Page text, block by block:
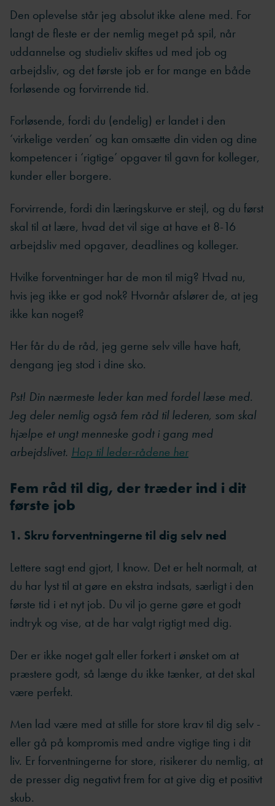
Den oplevelse står jeg absolut ikke alene med. For
langt de fleste er der nemlig meget på spil, når
uddannelse og studieliv skiftes ud med job og
arbejdsliv, og det første job er for mange en både
forløsende og forvirrende tid.
Forløsende, fordi du (endelig) er landet i den
‘virkelige verden’ og kan omsætte din viden og dine
kompetencer i ‘rigtige’ opgaver til gavn for kolleger,
kunder eller borgere.
Forvirrende, fordi din læringskurve er stejl, og du først
skal til at lære, hvad det vil sige at have et 8-16
arbejdsliv med opgaver, deadlines og kolleger.
Hvilke forventninger har de mon til mig? Hvad nu,
hvis jeg ikke er god nok? Hvornår afslører de, at jeg
ikke kan noget?
Her får du de råd, jeg gerne selv ville have haft,
dengang jeg stod i dine sko.
Pst! Din nærmeste leder kan med fordel læse med.
Jeg deler nemlig også fem råd til lederen, som skal
hjælpe et ungt menneske godt i gang med
arbejdslivet. Hop til leder-rådene her
Fem råd til dig, der træder ind i dit
første job
1. Skru forventningerne til dig selv ned
Lettere sagt end gjort, I know. Det er helt normalt, at
du har lyst til at gøre en ekstra indsats, særligt i den
første tid i et nyt job. Du vil jo gerne gøre et godt
indtryk og vise, at de har valgt rigtigt med dig.
Der er ikke noget galt eller forkert i ønsket om at
præstere godt, så længe du ikke tænker, at det skal
være perfekt.
Men lad være med at stille for store krav til dig selv -
eller gå på kompromis med andre vigtige ting i dit
liv. Er forventningerne for store, risikerer du nemlig, at
de presser dig negativt frem for at give dig et positivt
skub.